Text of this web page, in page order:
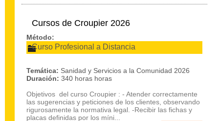
Cursos de Croupier 2026
Método:
Curso Profesional a Distancia
Temática: Sanidad y Servicios a la Comunidad 2026
Duración: 340 horas horas
Objetivos del curso Croupier : - Atender correctamente
las sugerencias y peticiones de los clientes, observando
rigurosamente la normativa legal. -Recibir las fichas y
placas definidas por los míni...